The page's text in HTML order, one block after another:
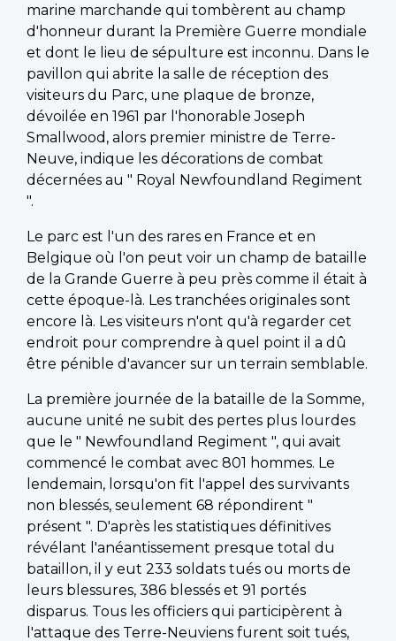
marine marchande qui tombèrent au champ
d'honneur durant la Première Guerre mondiale
et dont le lieu de sépulture est inconnu. Dans le
pavillon qui abrite la salle de réception des
visiteurs du Parc, une plaque de bronze,
dévoilée en 1961 par l'honorable Joseph
Smallwood, alors premier ministre de Terre-
Neuve, indique les décorations de combat
décernées au " Royal Newfoundland Regiment
".
Le parc est l'un des rares en France et en
Belgique où l'on peut voir un champ de bataille
de la Grande Guerre à peu près comme il était à
cette époque-là. Les tranchées originales sont
encore là. Les visiteurs n'ont qu'à regarder cet
endroit pour comprendre à quel point il a dû
être pénible d'avancer sur un terrain semblable.
La première journée de la bataille de la Somme,
aucune unité ne subit des pertes plus lourdes
que le " Newfoundland Regiment ", qui avait
commencé le combat avec 801 hommes. Le
lendemain, lorsqu'on fit l'appel des survivants
non blessés, seulement 68 répondirent "
présent ". D'après les statistiques définitives
révélant l'anéantissement presque total du
bataillon, il y eut 233 soldats tués ou morts de
leurs blessures, 386 blessés et 91 portés
disparus. Tous les officiers qui participèrent à
l'attaque des Terre-Neuviens furent soit tués,